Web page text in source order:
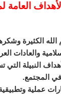
العامة
الكثيرة
والعادات
النبيلة التي
في المجتمع.
عملية